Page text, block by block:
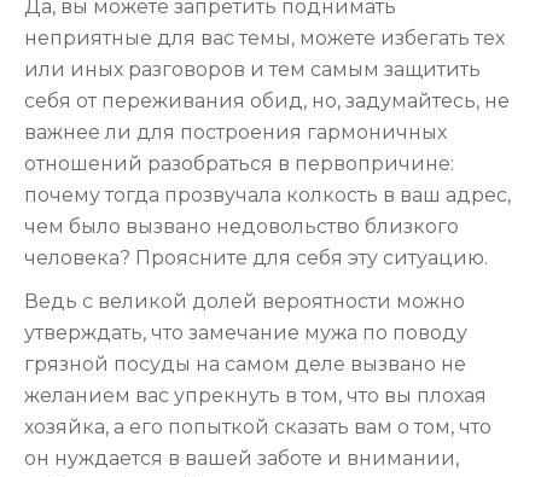
Да, вы можете запретить поднимать
неприятные для вас темы, можете избегать тех
или иных разговоров и тем самым защитить
себя от переживания обид, но, задумайтесь, не
важнее ли для построения гармоничных
отношений разобраться в первопричине:
почему тогда прозвучала колкость в ваш адрес,
чем было вызвано недовольство близкого
человека? Проясните для себя эту ситуацию.
Ведь с великой долей вероятности можно
утверждать, что замечание мужа по поводу
грязной посуды на самом деле вызвано не
желанием вас упрекнуть в том, что вы плохая
хозяйка, а его попыткой сказать вам о том, что
он нуждается в вашей заботе и внимании,